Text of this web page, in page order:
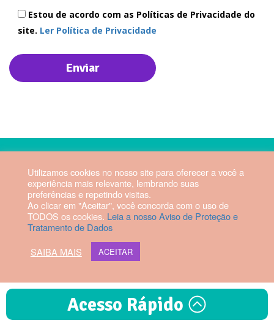
Estou de acordo com as Políticas de Privacidade do
site. Ler Política de Privacidade
Utilizamos cookies no nosso site para oferecer a você a
experiência mais relevante, lembrando suas
preferências e repetindo visitas.
Ao clicar em "Aceitar", você concorda com o uso de
TODOS os cookies. Leia a nosso Aviso de Proteção e
Tratamento de Dados
SAIBA MAIS
ACEITAR
Diretor Técnico: Fabrício Manoel
Rezende Dias | CRM-MG 56879
Acesso Rápido